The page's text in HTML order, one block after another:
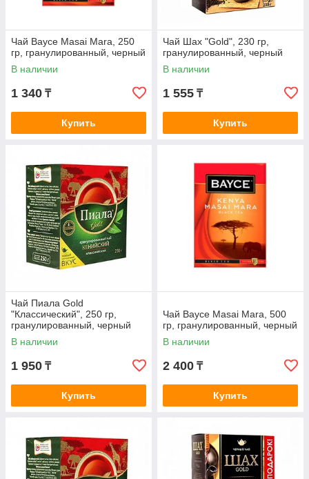
Чай Bayce Masai Mara, 250
гр, гранулированный, черный
В наличии
1 340 ₸
Купить
Чай Шах "Gold", 230 гр,
гранулированный, черный
В наличии
1 555 ₸
Купить
Чай Пиала Gold
"Классический", 250 гр,
гранулированный, черный
В наличии
1 950 ₸
Купить
Чай Bayce Masai Mara, 500
гр, гранулированный, черный
В наличии
2 400 ₸
Купить